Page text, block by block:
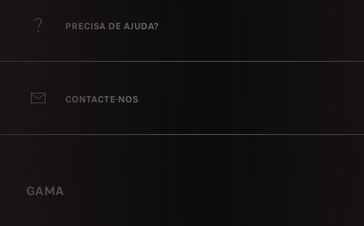
PRECISA DE AJUDA?
CONTACTE-NOS
GAMA